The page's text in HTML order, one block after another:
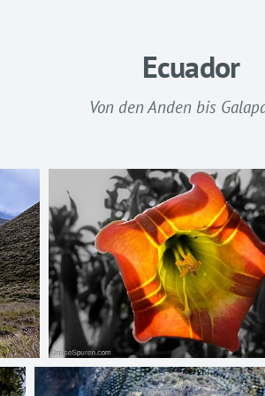
Ecuador
Von den Anden bis